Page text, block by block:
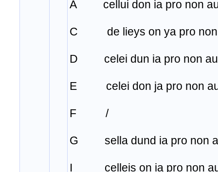
A cellui don ia pro non
C de lieys on ya pro non
D celei dun ia pro non
E celei don ja pro non
F /
G sella dund ia pro non
I celleis on ia pro non